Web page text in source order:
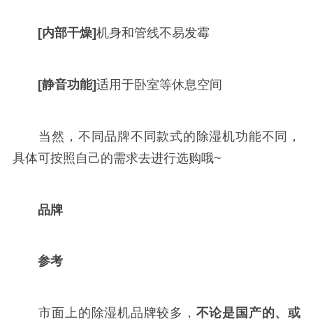
[内部干燥]机身和管线不易发霉
[静音功能]适用于卧室等休息空间
当然，不同品牌不同款式的除湿机功能不同，
具体可按照自己的需求去进行选购哦~
品牌
参考
市面上的除湿机品牌较多， 不论是国产的、或